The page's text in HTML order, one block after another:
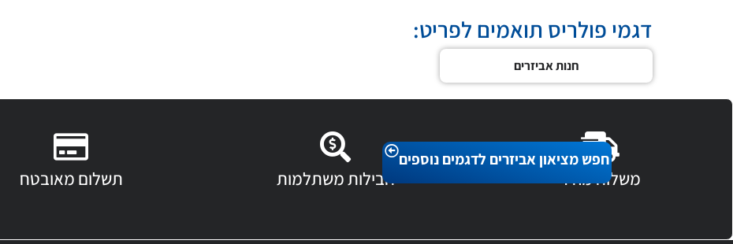
חפש מציאון אביזרים לדגמים נוספים
דגמי פולריס תואמים לפריט:
חנות אביזרים
משלוח מהיר חבילות משתלמות תשלום מאובטח